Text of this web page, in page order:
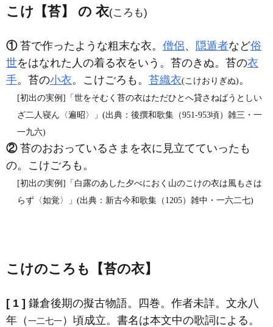
こけ【苔】 の 衣(ころも)
①苔で作ったような粗末な衣。 僧侶、 隠遁者など俗
世をはなれた人の着る衣をいう。苔のきぬ。苔の衣
手。苔の小衣。こけごろも。 苔織衣(こけおりぎぬ)。
[初出の実例]「世をそむく苔の衣はただひとへ貸さねばうとしい
ざ二人寝ん〈遍昭〉」(出典：後撰和歌集（951‐953頃）雑三・一
一九六)
②苔のおおっているさまを衣に見立てていったも
の。こけごろも。
[初出の実例]「白露のあした夕べにおく山のこけの衣は風もさは
らず〈如覚〉」(出典：新古今和歌集（1205）雑中・一六二七)
こけのころも【苔の衣】
[ 1 ] 鎌倉後期の擬古物語。四巻。作者未詳。文永八
年（一二七一）頃成立。書名は本文中の歌詞による。